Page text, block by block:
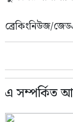
ব্রেকিংনিউজ/
এ সম্পর্কিত